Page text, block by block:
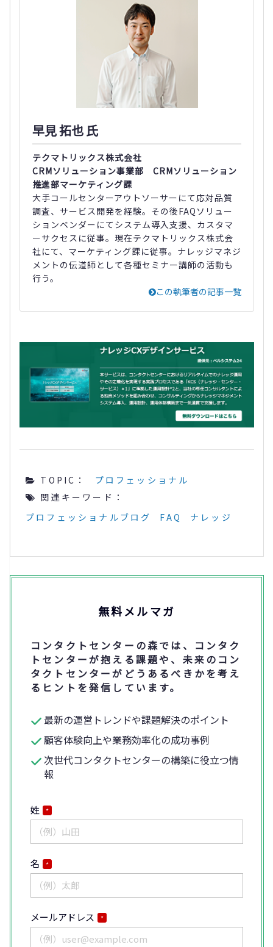
早見 拓也 氏
テクマトリックス株式会社
CRMソリューション事業部 CRMソリューション
推進部マーケティング課
大手コールセンターアウトソーサーにて応対品質
調査、サービス開発を経験。その後FAQソリュー
ションベンダーにてシステム導入支援、カスタマ
ーサクセスに従事。現在テクマトリックス株式会
社にて、マーケティング課に従事。ナレッジマネジ
メントの伝道師として各種セミナー講師の活動も
行う。
この執筆者の記事一覧
TOPIC：
プロフェッショナル
関連キーワード：
プロフェッショナルブログ
FAQ ナレッジ
無料メルマガ
コンタクトセンターの森では、コンタク
トセンターが抱える課題や、未来のコン
タクトセンターがどうあるべきかを考え
るヒントを発信しています。
最新の運営トレンドや課題解決のポイント
顧客体験向上や業務効率化の成功事例
次世代コンタクトセンターの構築に役立つ情
報
姓 *
名 *
メールアドレス *